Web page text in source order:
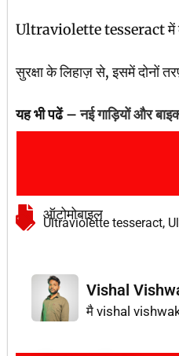
Ultraviolette tesseract में कई
सुरक्षा के लिहाज़ से, इसमें
यह भी पढें –नई गाड़ियों और
ऑटोमोबाइल
Ultraviolette tesseract,
Vishal
मै vishal